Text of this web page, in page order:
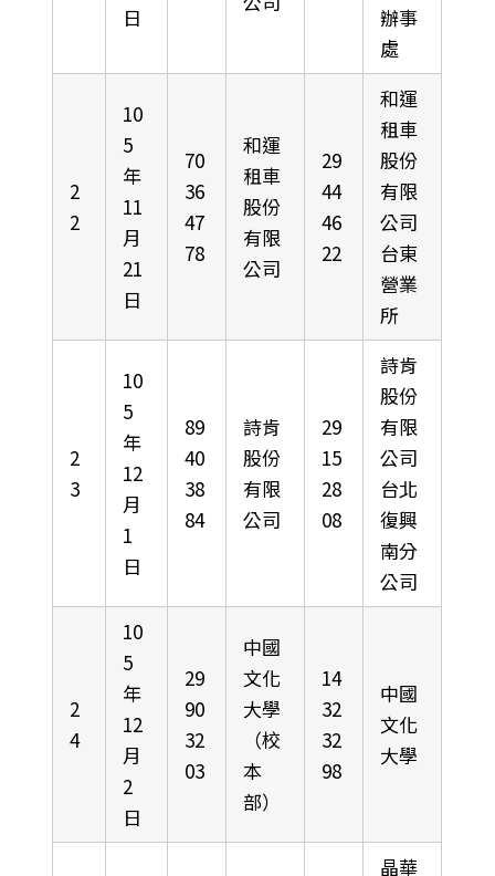
日
辦事
處
2
2
10
5
年
11
月
21
日
70
36
47
78
和運
租車
股份
有限
公司
29
44
46
22
和運
租車
股份
有限
公司
台東
營業
所
2
3
10
5
年
12
月
1
日
89
40
38
84
詩肯
股份
有限
公司
29
15
28
08
詩肯
股份
有限
公司
台北
復興
南分
公司
2
4
10
5
年
12
月
2
日
29
90
32
03
中國
文化
大學
（校
本
部）
14
32
32
98
中國
文化
大學
晶華